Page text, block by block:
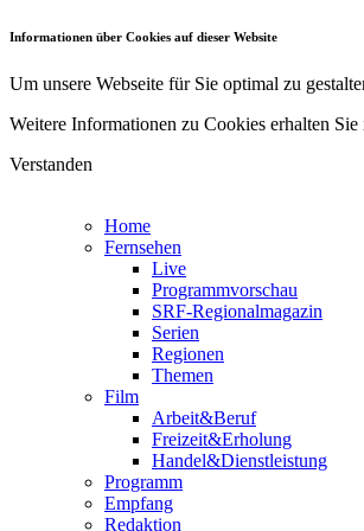
Informationen über Cookies auf dieser Website
Um unsere Webseite für Sie optimal zu
Weitere Informationen zu Cookies erhalten Sie
Verstanden
Home
Fernsehen
Live
Programmvorschau
SRF-Regionalmagazin
Serien
Regionen
Themen
Film
Arbeit&Beruf
Freizeit&Erholung
Handel&Dienstleistung
Programm
Empfang
Redaktion